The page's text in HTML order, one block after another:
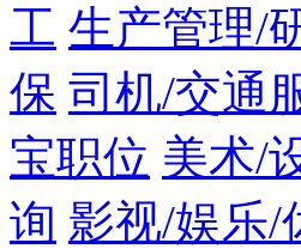
工 生产管理/
保 司机/交通
宝职位 美术/
询 影视/娱乐/